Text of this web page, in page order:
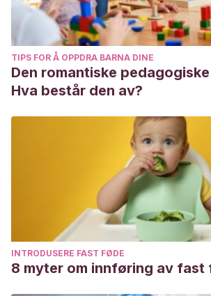
TIPS FOR Å OPPDRA BARNA DINE
Den romantiske
Hva består den av?
INTRODUSERE FAST FØDE
8 myter om innføring av fast